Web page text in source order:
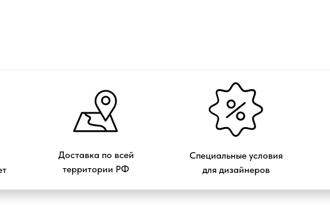
Доставка по всей
территории РФ
Специальные условия
для дизайнеров